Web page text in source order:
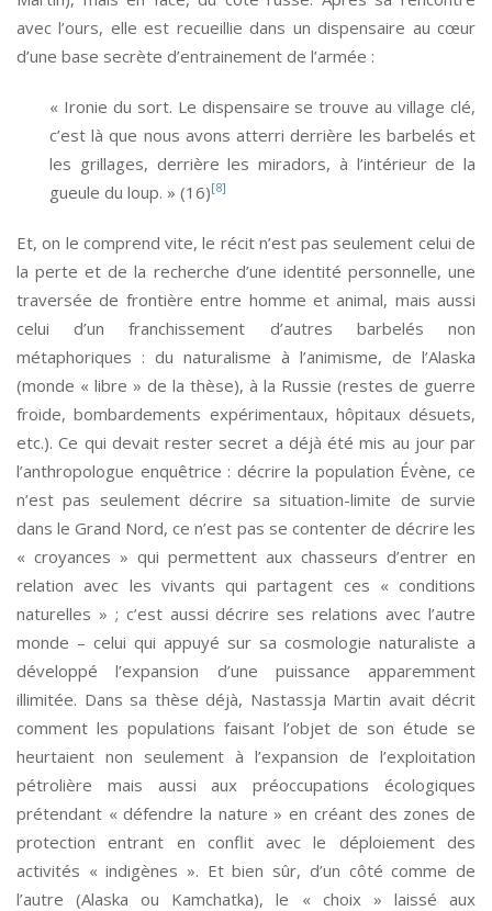
avec l’ours, elle est recueillie dans un dispensaire au cœur
d’une base secrète d’entrainement de l’armée :
« Ironie du sort. Le dispensaire se trouve au village clé,
c’est là que nous avons atterri derrière les barbelés et
les grillages, derrière les miradors, à l’intérieur de la
gueule du loup. » (16)[8]
Et, on le comprend vite, le récit n’est pas seulement celui de
la perte et de la recherche d’une identité personnelle, une
traversée de frontière entre homme et animal, mais aussi
celui d’un franchissement d’autres barbelés non
métaphoriques : du naturalisme à l’animisme, de l’Alaska
(monde « libre » de la thèse), à la Russie (restes de guerre
froide, bombardements expérimentaux, hôpitaux désuets,
etc.). Ce qui devait rester secret a déjà été mis au jour par
l’anthropologue enquêtrice : décrire la population Évène, ce
n’est pas seulement décrire sa situation-limite de survie
dans le Grand Nord, ce n’est pas se contenter de décrire les
« croyances » qui permettent aux chasseurs d’entrer en
relation avec les vivants qui partagent ces « conditions
naturelles » ; c’est aussi décrire ses relations avec l’autre
monde – celui qui appuyé sur sa cosmologie naturaliste a
développé l’expansion d’une puissance apparemment
illimitée. Dans sa thèse déjà, Nastassja Martin avait décrit
comment les populations faisant l’objet de son étude se
heurtaient non seulement à l’expansion de l’exploitation
pétrolière mais aussi aux préoccupations écologiques
prétendant « défendre la nature » en créant des zones de
protection entrant en conflit avec le déploiement des
activités « indigènes ». Et bien sûr, d’un côté comme de
l’autre (Alaska ou Kamchatka), le « choix » laissé aux